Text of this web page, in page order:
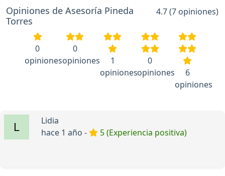
Opiniones de Asesoría Pineda
Torres
4.7 (7 opiniones)
0
opiniones
0
opiniones
1
opiniones
0
opiniones
6
opiniones
Lidia
hace 1 año -
5 (Experiencia positiva)